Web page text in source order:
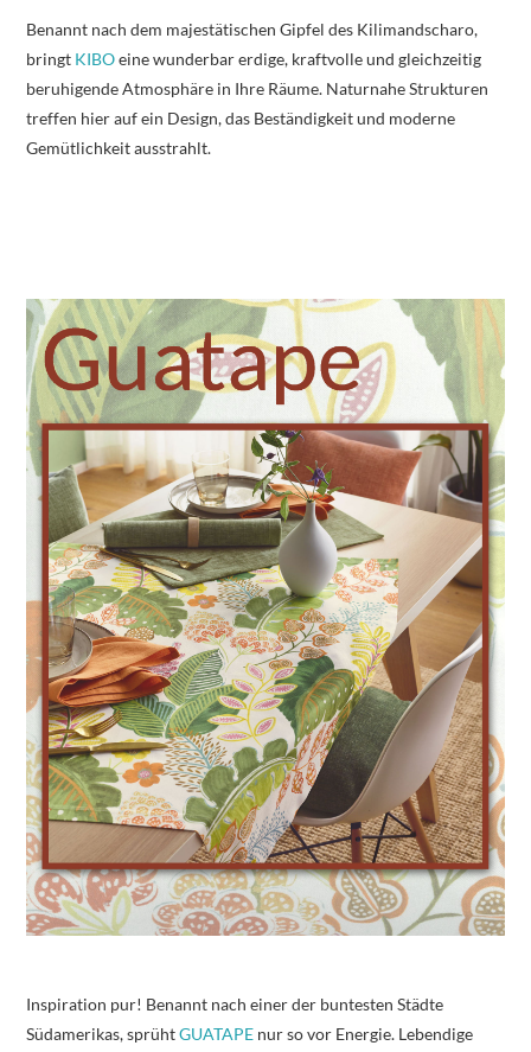
Benannt nach dem majestätischen Gipfel des Kilimandscharo,
bringt KIBOeine wunderbar erdige, kraftvolle und gleichzeitig
beruhigende Atmosphäre in Ihre Räume. Naturnahe Strukturen
treffen hier auf ein Design, das Beständigkeit und moderne
Gemütlichkeit ausstrahlt.
Inspiration pur! Benannt nach einer der buntesten Städte
Südamerikas, sprühtGUATAPE nur so vor Energie. Lebendige